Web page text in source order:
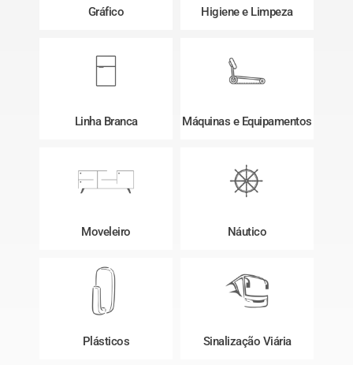
Gráfico Higiene e Limpeza
Linha Branca Máquinas e Equipamentos
Moveleiro Náutico
Plásticos Sinalização Viária